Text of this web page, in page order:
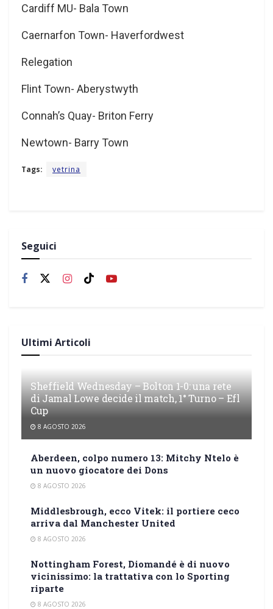
Cardiff MU- Bala Town
Caernarfon Town- Haverfordwest
Relegation
Flint Town- Aberystwyth
Connah’s Quay- Briton Ferry
Newtown- Barry Town
Tags: vetrina
Seguici
Ultimi Articoli
Sheffield Wednesday – Bolton 1-0: una rete
di Jamal Lowe decide il match, 1° Turno – Efl
Cup
8 AGOSTO 2026
Aberdeen, colpo numero 13: Mitchy Ntelo è
un nuovo giocatore dei Dons
8 AGOSTO 2026
Middlesbrough, ecco Vitek: il portiere ceco
arriva dal Manchester United
8 AGOSTO 2026
Nottingham Forest, Diomandé è di nuovo
vicinissimo: la trattativa con lo Sporting
riparte
8 AGOSTO 2026